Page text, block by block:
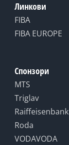
Линкови
FIBA
FIBA EUROPE
Спонзори
MTS
Triglav
Raiffeisenbank
Roda
VODAVODA